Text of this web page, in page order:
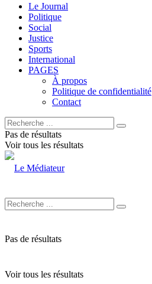
Le Journal
Politique
Social
Justice
Sports
International
PAGES
À propos
Politique de confidentialité
Contact
Pas de résultats
Voir tous les résultats
Pas de résultats
Voir tous les résultats